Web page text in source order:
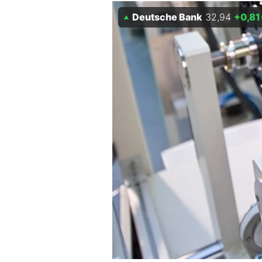
Mein B:O
Mein Konto
Folgen Sie uns
Kontakt
Deutsche Bank 32,94 +0,81